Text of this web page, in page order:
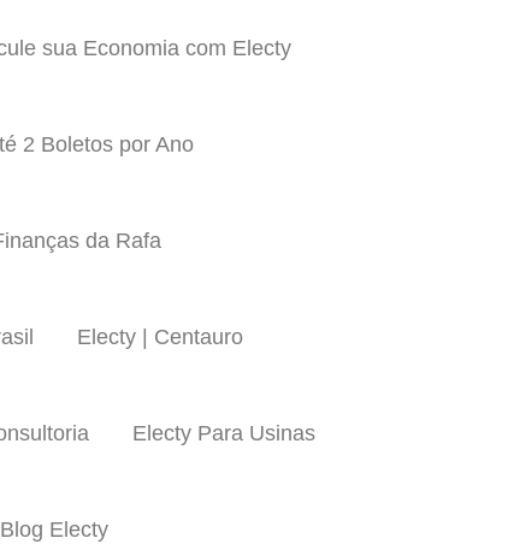
sua Economia com Electy
2 Boletos por Ano
da Rafa
Electy | Centauro
Electy Para Usinas
Electy